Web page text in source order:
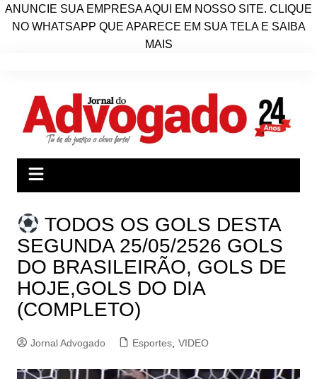
ANUNCIE SUA EMPRESA AQUI EM NOSSO SITE. CLIQUE
NO WHATSAPP QUE APARECE EM SUA TELA E SAIBA
MAIS
conteúdo
TODOS OS GOLS DESTA
SEGUNDA 25/05/2526 GOLS
DO BRASILEIRÃO, GOLS DE
HOJE,GOLS DO DIA
(COMPLETO)
Jornal Advogado Esportes, VIDEO